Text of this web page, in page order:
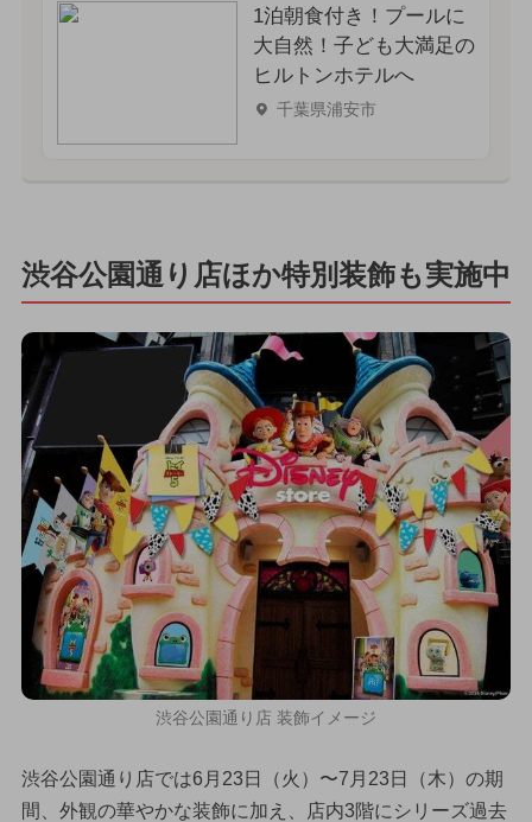
1泊朝食付き！プールに
大自然！子ども大満足の
ヒルトンホテルへ
千葉県浦安市
渋谷公園通り店ほか特別装飾も実施中
渋谷公園通り店 装飾イメージ
渋谷公園通り店では6月23日（火）〜7月23日（木）の期
間、外観の華やかな装飾に加え、店内3階にシリーズ過去